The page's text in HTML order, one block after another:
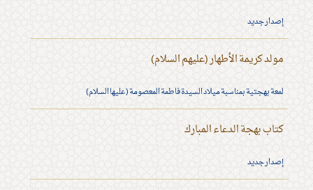
إصدار جديد
مولد كريمة الأطهار (عليهم السلام)
لمعة بهجتية بمناسبة ميلاد السيدة فاطمة المعصومة (عليها السلام)
كتاب بهجة الدعاء المبارك
إصدار جديد